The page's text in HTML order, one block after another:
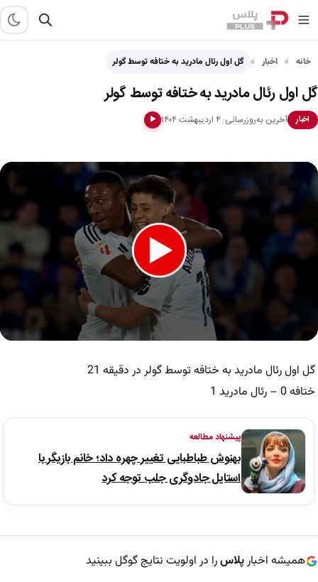
خانه اخبار گل اول رئال مادرید به ختافه توسط گولر
گل اول رئال مادرید به ختافه توسط گولر
اخبار آخرین به‌روزرسانی: ۴ اردیبهشت ۱۴۰۴ ▶
گل اول رئال مادرید به ختافه توسط گولر در دقیقه 21
ختافه 0 – رئال مادرید 1
پیشنهاد مطالعه
بهنوش طباطبایی تغییر چهره داد؛ خانم بازیگر با
استایل جادوگری جلب توجه کرد
همیشه اخبارپلاسرا در اولویت نتایج گوگل ببینید